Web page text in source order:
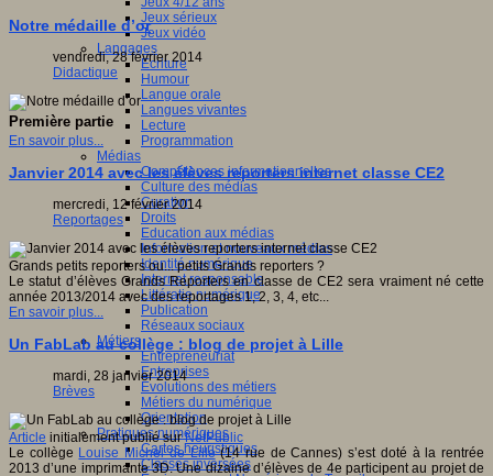
Jeux sérieux
Jeux vidéo
Langages
Ecriture
Humour
Langue orale
Langues vivantes
Lecture
Programmation
Médias
Compétences informationnelles
Culture des médias
Curation
Droits
Education aux médias
Information et nouveaux médias
Identité numérique
Internet responsable
Littératie numérique
Publication
Réseaux sociaux
Métiers
Entrepreneuriat
Entreprises
Evolutions des métiers
Métiers du numérique
Orientation
Pratiques numériques
Cartes heuristiques
Classes inversées
Notre médaille d’or
vendredi, 28 février 2014
Didactique
Première partie
En savoir plus...
Janvier 2014 avec les élèves reporters internet classe CE2
mercredi, 12 février 2014
Reportages
Grands petits reporters ou... petits Grands reporters ?
Le statut d’élèves Grands Reporters en classe de CE2 sera vraiment né cette
année 2013/2014 avec des reportages 1, 2, 3, 4, etc...
En savoir plus...
Un FabLab au collège : blog de projet à Lille
mardi, 28 janvier 2014
Brèves
Article initialement publié surNetPublic
Le collège Louise Michel de Lille(14 rue de Cannes) s’est doté à la rentrée
2013 d’une imprimante 3D. Une dizaine d’élèves de 4e participent au projet de